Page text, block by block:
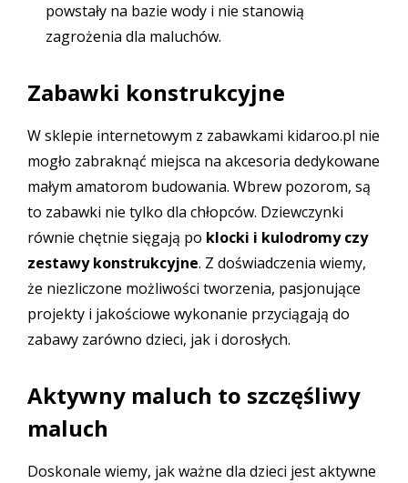
powstały na bazie wody i nie stanowią
zagrożenia dla maluchów.
Zabawki konstrukcyjne
W sklepie internetowym z zabawkami kidaroo.pl nie
mogło zabraknąć miejsca na akcesoria dedykowane
małym amatorom budowania. Wbrew pozorom, są
to zabawki nie tylko dla chłopców. Dziewczynki
równie chętnie sięgają po klocki i kulodromyczy
zestawy konstrukcyjne. Z doświadczenia wiemy,
że niezliczone możliwości tworzenia, pasjonujące
projekty i jakościowe wykonanie przyciągają do
zabawy zarówno dzieci, jak i dorosłych.
Aktywny maluch to szczęśliwy
maluch
Doskonale wiemy, jak ważne dla dzieci jest aktywne